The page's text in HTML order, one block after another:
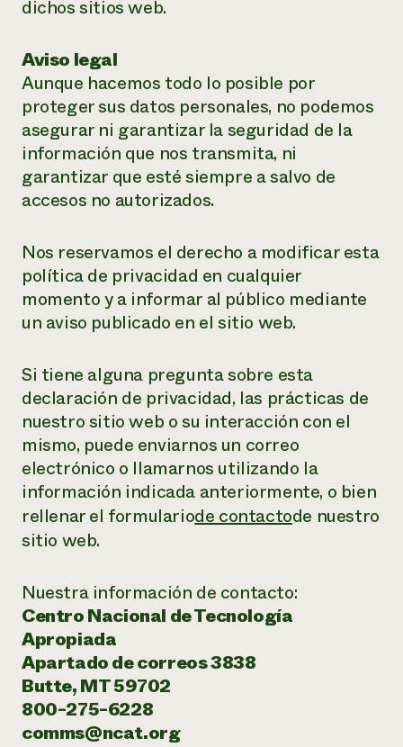
dichos sitios web.
Aviso legal
Aunque hacemos todo lo posible por
proteger sus datos personales, no podemos
asegurar ni garantizar la seguridad de la
información que nos transmita, ni
garantizar que esté siempre a salvo de
accesos no autorizados.
Nos reservamos el derecho a modificar esta
política de privacidad en cualquier
momento y a informar al público mediante
un aviso publicado en el sitio web.
Si tiene alguna pregunta sobre esta
declaración de privacidad, las prácticas de
nuestro sitio web o su interacción con el
mismo, puede enviarnos un correo
electrónico o llamarnos utilizando la
información indicada anteriormente, o bien
rellenar el formulariode contactode nuestro
sitio web.
Nuestra información de contacto:
Centro Nacional de Tecnología
Apropiada
Apartado de correos 3838
Butte, MT 59702
800-275-6228
comms@ncat.org